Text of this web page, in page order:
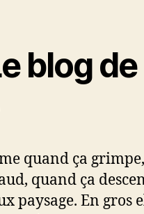
blog de
quand ça grimpe,
quand ça
paysage. En gros